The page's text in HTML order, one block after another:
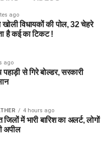
नया जीवन
भवन या परिसर तैयार करने की
वाली महिलाओं और बच्चों के
संस्थागत जीवन की जगह उन्हें
सामाजिक वातावरण मिल
और सामाजिक विकास में
की उपलब्धियों
ऐसी महिलाओं की उपलब्धियों को
यात्रा नई पीढ़ी और अन्य
उन्होंने कहा कि उत्तराखंड की
वाला यह सम्मान महिलाओं के
ago
विधायकों की पोल, 32 चेहरे
है कई का टिकट !
ago
से गिरे बोल्डर, सरकारी
4 hours ago
में भारी बारिश का अलर्ट, लोगों
अपील